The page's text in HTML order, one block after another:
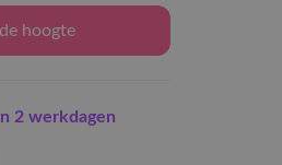
hoogte
2 werkdagen